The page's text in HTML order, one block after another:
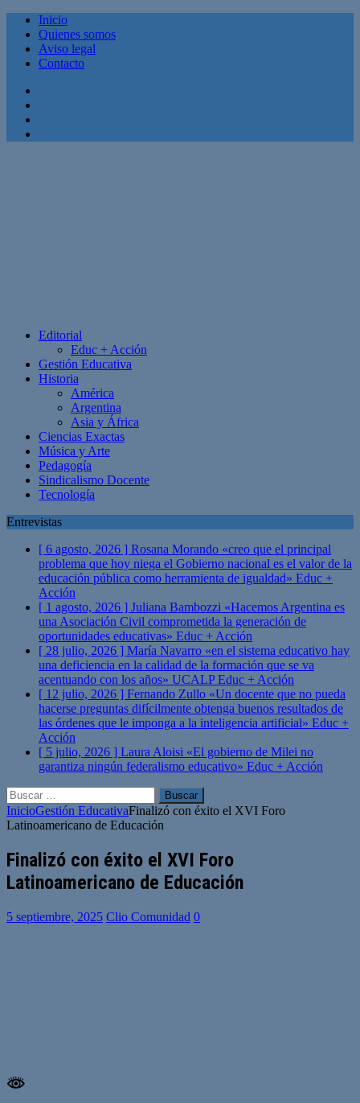
Inicio
Quienes somos
Aviso legal
Contacto
Editorial
Educ + Acción
Gestión Educativa
Historia
América
Argentina
Asia y África
Ciencias Exactas
Música y Arte
Pedagogía
Sindicalismo Docente
Tecnología
Entrevistas
[ 6 agosto, 2026 ] Rosana Morando «creo que el principal
problema que hoy niega el Gobierno nacional es el valor de la
educación pública como herramienta de igualdad» Educ +
Acción
[ 1 agosto, 2026 ] Juliana Bambozzi «Hacemos Argentina es
una Asociación Civil comprometida la generación de
oportunidades educativas» Educ + Acción
[ 28 julio, 2026 ] María Navarro «en el sistema educativo hay
una deficiencia en la calidad de la formación que se va
acentuando con los años» UCALPEduc + Acción
[ 12 julio, 2026 ] Fernando Zullo «Un docente que no pueda
hacerse preguntas difícilmente obtenga buenos resultados de
las órdenes que le imponga a la inteligencia artificial» Educ +
Acción
[ 5 julio, 2026 ] Laura Aloisi «El gobierno de Milei no
garantiza ningún federalismo educativo» Educ + Acción
Buscar:
InicioGestión EducativaFinalizó con éxito el XVI Foro
Latinoamericano de Educación
Finalizó con éxito el XVI Foro
Latinoamericano de Educación
5 septiembre, 2025 Clio Comunidad 0